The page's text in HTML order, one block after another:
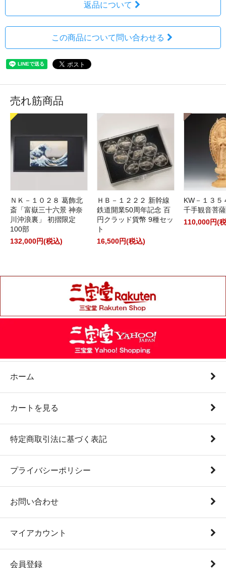
返品について
この商品について問い合わせる
売れ筋商品
ＮＫ－１０２８ 葛飾北
斎「富嶽三十六景 神奈
川沖浪裏」 初摺限定
100部
132,000円(税込)
ＨＢ－１２２２ 新幹線
鉄道開業50周年記念 百
円クラッド貨幣 9種セッ
ト
16,500円(税込)
KW－１３
千手観音菩
110,000円(
ホーム
カートを見る
特定商取引法に基づく表記
プライバシーポリシー
お問い合わせ
マイアカウント
会員登録